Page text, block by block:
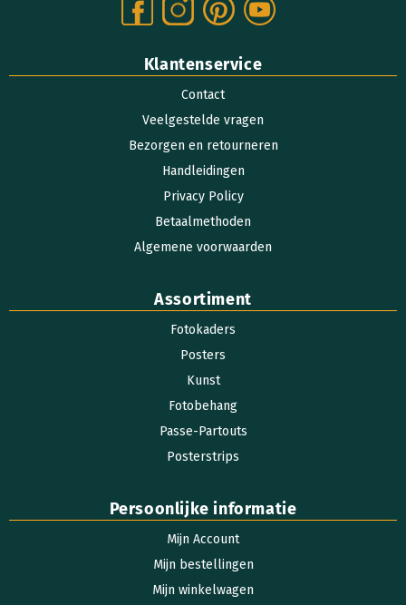
Klantenservice
Contact
Veelgestelde vragen
Bezorgen en retourneren
Handleidingen
Privacy Policy
Betaalmethoden
Algemene voorwaarden
Assortiment
Fotokaders
Posters
Kunst
Fotobehang
Passe-Partouts
Posterstrips
Persoonlijke informatie
Mijn Account
Mijn bestellingen
Mijn winkelwagen